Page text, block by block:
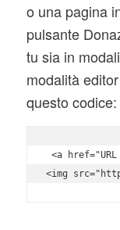
o una pagina
pulsante
tu sia in
modalità
questo codice:
<a
<img